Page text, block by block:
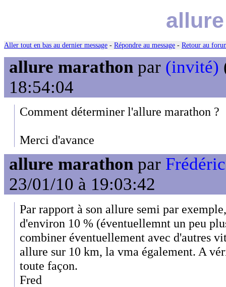
Aller tout en bas au dernier message - Répondre au message - Retour au
allure marathon par (invité)
18:54:04
Comment déterminer l'allure marathon ?
Merci d'avance
allure marathon par
23/01/10 à 19:03:42
Par rapport à son allure semi par
d'environ 10 % (éventuellemnt un peu
combiner éventuellement avec d'autres
allure sur 10 km, la vma également. A
toute façon.
Fred